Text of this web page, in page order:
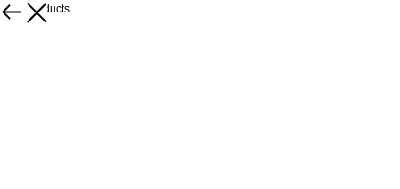
More products